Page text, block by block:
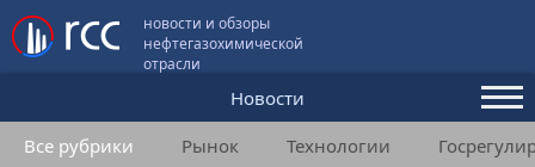
новости и обзоры
нефтегазохимической
отрасли
Новости
Аналитика и мнения
Все рубрики Рынок Технологии